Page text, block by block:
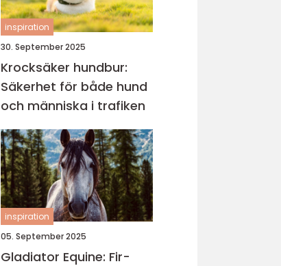
inspiration
30. September 2025
Krocksäker hundbur:
Säkerhet för både hund
och människa i trafiken
inspiration
05. September 2025
Gladiator Equine: Fir-